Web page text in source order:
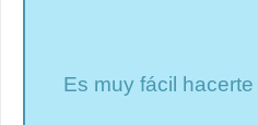
Es muy fácil